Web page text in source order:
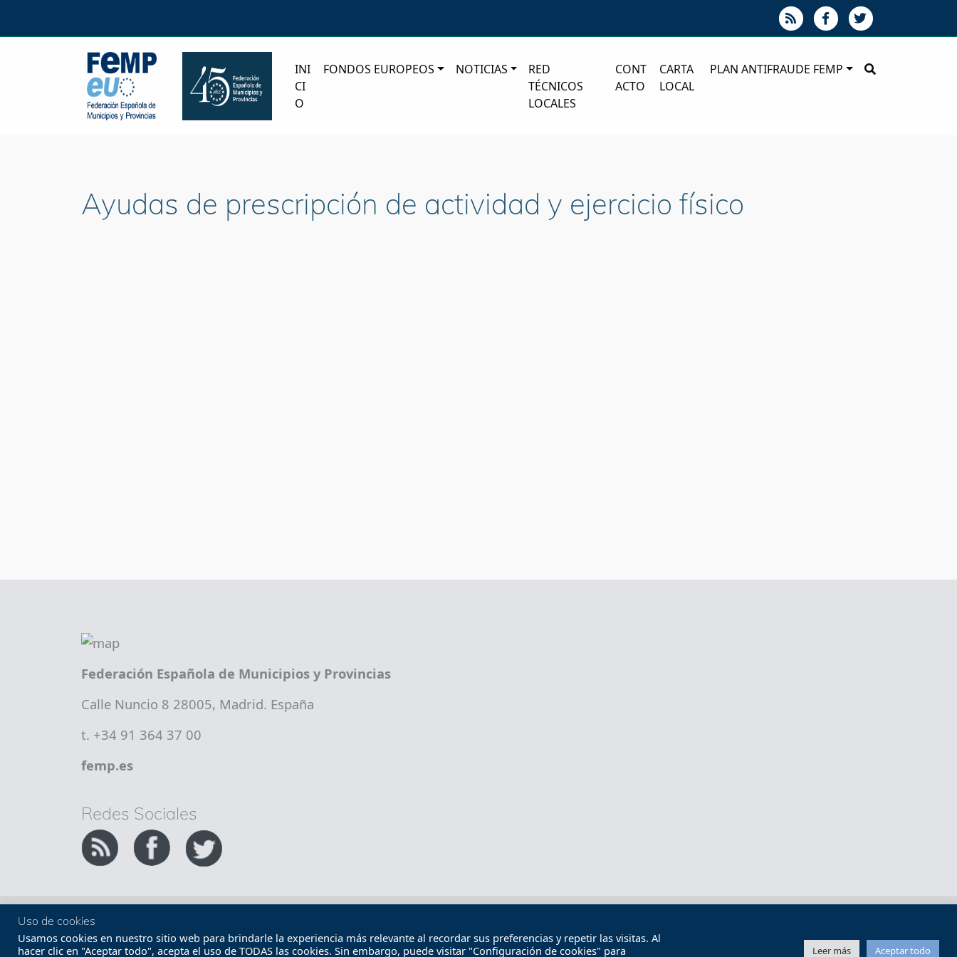
INI
CI
O
FONDOS EUROPEOS NOTICIAS
RED
TÉCNICOS
LOCALES
CONT
ACTO
CARTA
LOCAL
PLAN ANTIFRAUDE FEMP
Ayudas de prescripción de actividad y ejercicio físico
Federación Española de Municipios y Provincias
Calle Nuncio 8 28005, Madrid. España
t. +34 91 364 37 00
femp.es
Redes Sociales
Contacto
Uso de cookies
Usamos cookies en nuestro sitio web para brindarle la experiencia más relevante al recordar sus preferencias y repetir las visitas. Al
hacer clic en "Aceptar todo", acepta el uso de TODAS las cookies. Sin embargo, puede visitar "Configuración de cookies" para
Leer más Aceptar todo